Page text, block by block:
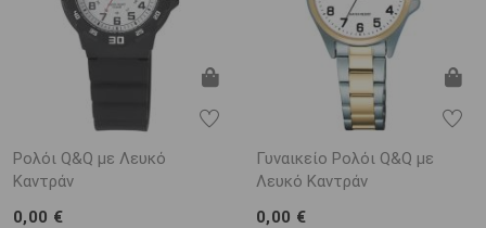
Ρολόι Q&Q με Λευκό
Καντράν
0,00 €
Γυναικείο Ρολόι Q&Q με
Λευκό Καντράν
0,00 €